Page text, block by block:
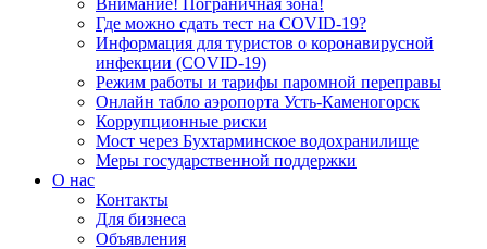
Внимание! Пограничная зона!
Где можно сдать тест на COVID-19?
Информация для туристов о коронавирусной
инфекции (COVID-19)
Режим работы и тарифы паромной переправы
Онлайн табло аэропорта Усть-Каменогорск
Коррупционные риски
Мост через Бухтарминское водохранилище
Меры государственной поддержки
О нас
Контакты
Для бизнеса
Объявления